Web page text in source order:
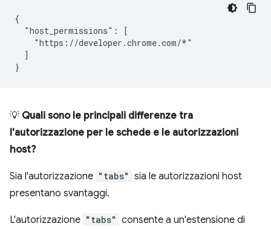
{
  "host_permissions": [
    "https://developer.chrome.com/*"
  ]
💡 Quali sono le principali differenze tra
l'autorizzazione per le schede e le autorizzazioni
host?
Sia l'autorizzazione "tabs" sia le autorizzazioni host
presentano svantaggi.
L'autorizzazione "tabs" consente a un'estensione di